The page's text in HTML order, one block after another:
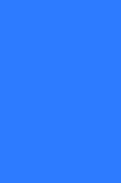
宝熊孕婴童店;老碗鱼;佳
纸业;一家人烧烤;半份菜
香酥油条;优浩轩包子;中
现卤现卖鸭货;福利彩票店
串;东入口小区滨河大道
锅炉家属院;渭南卫校;你
动;回味南塘老王虾尾;丰
;鑫鑫专卖;李家堡幼儿园;
吕家包子;尚德书屋;秦